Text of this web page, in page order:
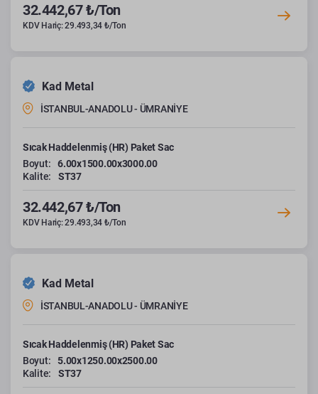
32.442,67 ₺/Ton
KDV Hariç: 29.493,34 ₺/Ton
Kad Metal
İSTANBUL-ANADOLU - ÜMRANİYE
Sıcak Haddelenmiş (HR) Paket Sac
Boyut:
6.00x1500.00x3000.00
Kalite:
ST37
32.442,67 ₺/Ton
KDV Hariç: 29.493,34 ₺/Ton
Kad Metal
İSTANBUL-ANADOLU - ÜMRANİYE
Sıcak Haddelenmiş (HR) Paket Sac
Boyut:
5.00x1250.00x2500.00
Kalite:
ST37